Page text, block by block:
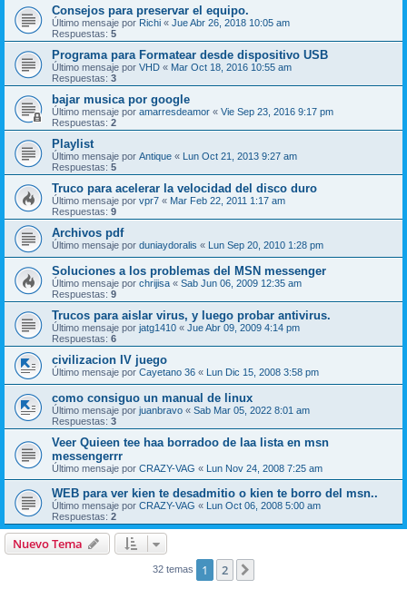
Consejos para preservar el equipo.
Último mensaje por Richi « Jue Abr 26, 2018 10:05 am
Respuestas: 5
Programa para Formatear desde dispositivo USB
Último mensaje por VHD « Mar Oct 18, 2016 10:55 am
Respuestas: 3
bajar musica por google
Último mensaje por amarresdeamor « Vie Sep 23, 2016 9:17 pm
Respuestas: 2
Playlist
Último mensaje por Antique « Lun Oct 21, 2013 9:27 am
Respuestas: 5
Truco para acelerar la velocidad del disco duro
Último mensaje por vpr7 « Mar Feb 22, 2011 1:17 am
Respuestas: 9
Archivos pdf
Último mensaje por duniaydoralis « Lun Sep 20, 2010 1:28 pm
Soluciones a los problemas del MSN messenger
Último mensaje por chrijisa « Sab Jun 06, 2009 12:35 am
Respuestas: 9
Trucos para aislar virus, y luego probar antivirus.
Último mensaje por jatg1410 « Jue Abr 09, 2009 4:14 pm
Respuestas: 6
civilizacion IV juego
Último mensaje por Cayetano 36 « Lun Dic 15, 2008 3:58 pm
como consiguo un manual de linux
Último mensaje por juanbravo « Sab Mar 05, 2022 8:01 am
Respuestas: 3
Veer Quieen tee haa borradoo de laa lista en msn
messengerrr
Último mensaje por CRAZY-VAG « Lun Nov 24, 2008 7:25 am
WEB para ver kien te desadmitio o kien te borro del msn..
Último mensaje por CRAZY-VAG « Lun Oct 06, 2008 5:00 am
Respuestas: 2
Nuevo Tema
32 temas 1 2